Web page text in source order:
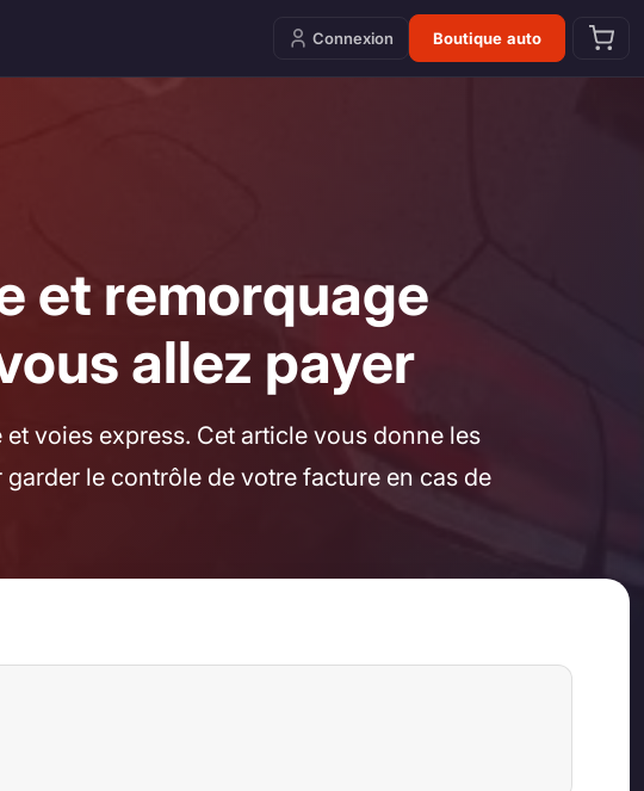
Connexion Boutique auto
et remorquage
allez payer
voies express. Cet article vous donne les
le contrôle de votre facture en cas de